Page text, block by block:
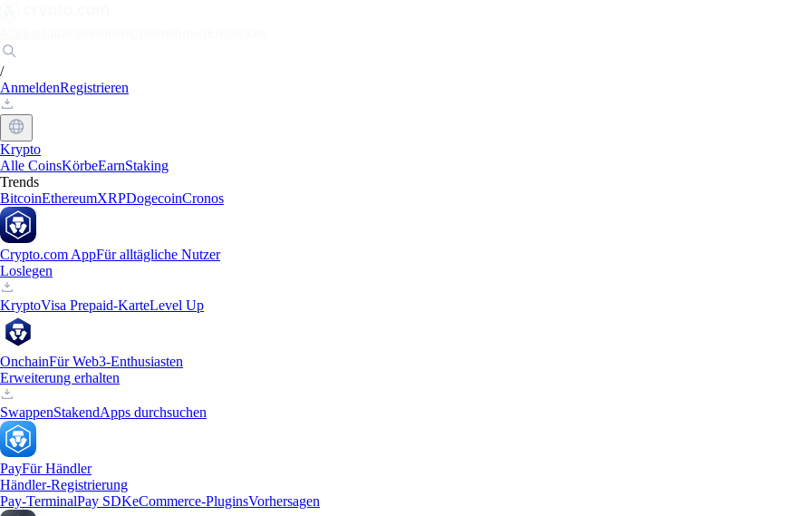
/
AnmeldenRegistrieren
Krypto
Alle CoinsKörbeEarnStaking
Trends
BitcoinEthereumXRPDogecoinCronos
Crypto.com AppFür alltägliche Nutzer
Loslegen
KryptoVisa Prepaid-KarteLevel Up
OnchainFür Web3-Enthusiasten
Erweiterung erhalten
SwappenStakendApps durchsuchen
PayFür Händler
Händler-Registrierung
Pay-TerminalPay SDKeCommerce-PluginsVorhersagen